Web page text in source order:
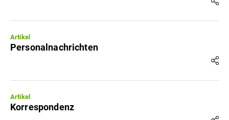
Artikel
Personalnachrichten
Artikel
Korrespondenz